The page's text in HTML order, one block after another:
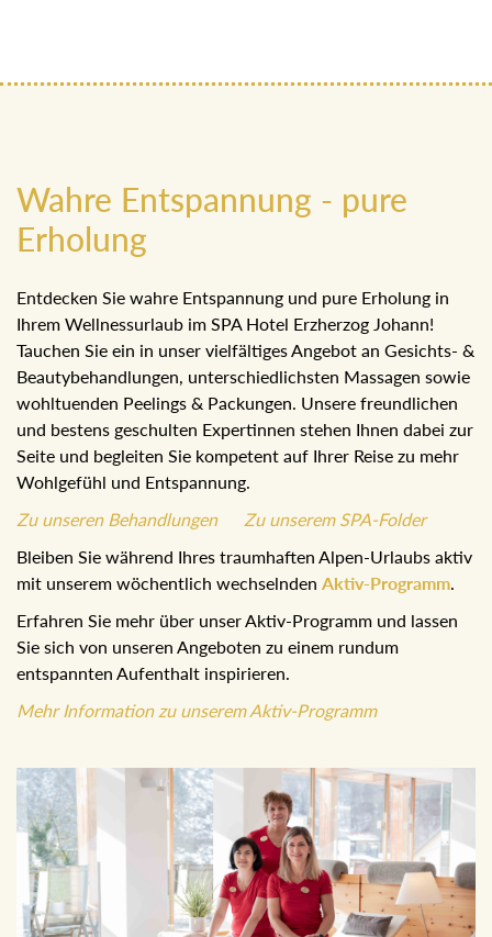
Wahre Entspannung - pure
Erholung
Entdecken Sie wahre Entspannung und pure Erholung in
Ihrem Wellnessurlaub im SPA Hotel Erzherzog Johann!
Tauchen Sie ein in unser vielfältiges Angebot an Gesichts- &
Beautybehandlungen, unterschiedlichsten Massagen sowie
wohltuenden Peelings & Packungen. Unsere freundlichen
und bestens geschulten Expertinnen stehen Ihnen dabei zur
Seite und begleiten Sie kompetent auf Ihrer Reise zu mehr
Wohlgefühl und Entspannung.
Zu unseren Behandlungen
Zu unserem SPA-Folder
Bleiben Sie während Ihres traumhaften Alpen-Urlaubs aktiv
mit unserem wöchentlich wechselnden Aktiv-Programm
Erfahren Sie mehr über unser Aktiv-Programm und lassen
Sie sich von unseren Angeboten zu einem rundum
entspannten Aufenthalt inspirieren.
Mehr Information zu unserem Aktiv-Programm